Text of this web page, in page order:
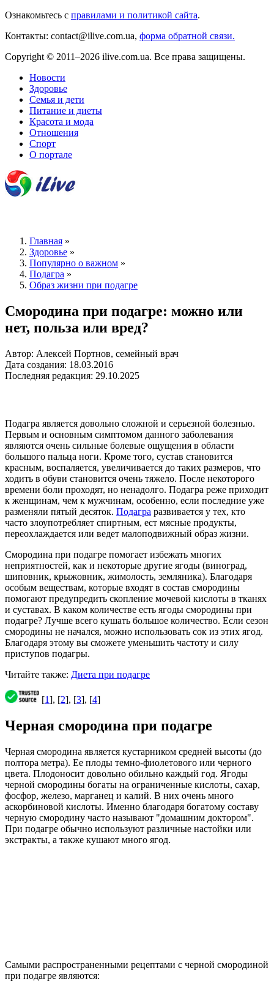
Ознакомьтесь с правилами и политикой сайта.
Контакты: contact@ilive.com.ua, форма обратной связи.
Copyright © 2011–2026 ilive.com.ua. Все права защищены.
Новости
Здоровье
Семья и дети
Питание и диеты
Красота и мода
Отношения
Спорт
О портале
Главная »
Здоровье »
Популярно о важном »
Подагра »
Образ жизни при подагре
Смородина при подагре: можно или
нет, польза или вред?
Автор: Алексей Портнов, семейный врач
Дата создания: 18.03.2016
Последняя редакция: 29.10.2025
Подагра является довольно сложной и серьезной болезнью.
Первым и основным симптомом данного заболевания
являются очень сильные болевые ощущения в области
большого пальца ноги. Кроме того, сустав становится
красным, воспаляется, увеличивается до таких размеров, что
ходить в обуви становится очень тяжело. После некоторого
времени боли проходят, но ненадолго. Подагра реже приходит
к женщинам, чем к мужчинам, особенно, если последние уже
разменяли пятый десяток. Подагра развивается у тех, кто
часто злоупотребляет спиртным, ест мясные продукты,
переохлаждается или ведет малоподвижный образ жизни.
Смородина при подагре помогает избежать многих
неприятностей, как и некоторые другие ягоды (виноград,
шиповник, крыжовник, жимолость, земляника). Благодаря
особым веществам, которые входят в состав смородины
помогают предупредить скопление мочевой кислоты в тканях
и суставах. В каком количестве есть ягоды смородины при
подагре? Лучше всего кушать большое количество. Если сезон
смородины не начался, можно использовать сок из этих ягод.
Благодаря этому вы сможете уменьшить частоту и силу
приступов подагры.
Читайте также: Диета при подагре
[1], [2], [3], [4]
Черная смородина при подагре
Черная смородина является кустарником средней высоты (до
полтора метра). Ее плоды темно-фиолетового или черного
цвета. Плодоносит довольно обильно каждый год. Ягоды
черной смородины богаты на ограниченные кислоты, сахар,
фосфор, железо, марганец и калий. В них очень много
аскорбиновой кислоты. Именно благодаря богатому составу
черную смородину часто называют "домашним доктором".
При подагре обычно используют различные настойки или
экстракты, а также кушают много ягод.
Самыми распространенными рецептами с черной смородиной
при подагре являются: